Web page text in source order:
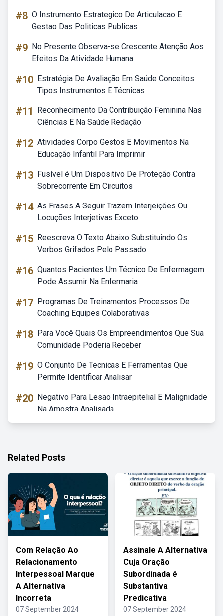
#8 O Instrumento Estrategico De Articulacao E
Gestao Das Politicas Publicas
#9 No Presente Observa-se Crescente Atenção Aos
Efeitos Da Atividade Humana
#10 Estratégia De Avaliação Em Saúde Conceitos
Tipos Instrumentos E Técnicas
#11
Reconhecimento Da Contribuição Feminina Nas
Ciências E Na Saúde Redação
#12 Atividades Corpo Gestos E Movimentos Na
Educação Infantil Para Imprimir
#13 Fusível é Um Dispositivo De Proteção Contra
Sobrecorrente Em Circuitos
#14 As Frases A Seguir Trazem Interjeições Ou
Locuções Interjetivas Exceto
#15 Reescreva O Texto Abaixo Substituindo Os
Verbos Grifados Pelo Passado
#16 Quantos Pacientes Um Técnico De Enfermagem
Pode Assumir Na Enfermaria
#17 Programas De Treinamentos Processos De
Coaching Equipes Colaborativas
#18 Para Você Quais Os Empreendimentos Que Sua
Comunidade Poderia Receber
#19 O Conjunto De Tecnicas E Ferramentas Que
Permite Identificar Analisar
#20 Negativo Para Lesao Intraepitelial E Malignidade
Na Amostra Analisada
Related Posts
Com Relação Ao
Relacionamento
Interpessoal Marque
A Alternativa
Incorreta
07 September 2024
Assinale A Alternativa
Cuja Oração
Subordinada é
Substantiva
Predicativa
07 September 2024